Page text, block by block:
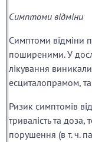
Симптоми відміни
Симптоми відміни
поширеними. У
лікування
есциталопрамом,
Ризик симптомів
тривалість та
порушення (в т. ч.